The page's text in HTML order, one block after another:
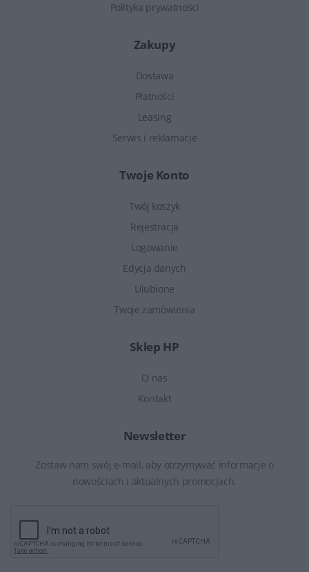
Polityka prywatności
Zakupy
Dostawa
Płatności
Leasing
Serwis i reklamacje
Twoje Konto
Twój koszyk
Rejestracja
Logowanie
Edycja danych
Ulubione
Twoje zamówienia
Sklep HP
O nas
Kontakt
Newsletter
Zostaw nam swój e-mail, aby otrzymywać informacje o
nowościach i aktualnych promocjach.